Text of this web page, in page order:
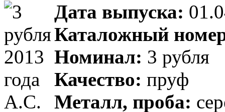
Дата выпуска:
Каталожный
Номинал: 3 рубля
Качество: пруф
Металл, проба: